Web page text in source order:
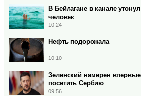
В Бейлагане в канале утонул
человек
10:24
Нефть подорожала
10:10
Зеленский намерен впервые
посетить Сербию
09:56